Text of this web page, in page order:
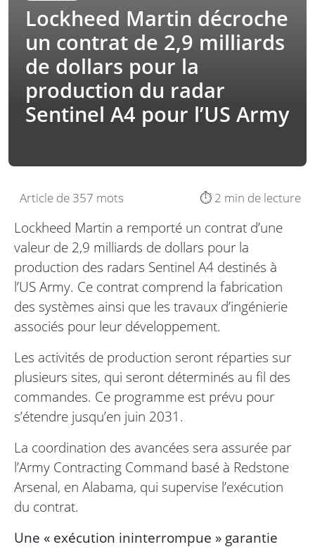
Lockheed Martin décroche
un contrat de 2,9 milliards
de dollars pour la
production du radar
Sentinel A4 pour l’US Army
Article de 357 mots ⏱️ 2 min de lecture
Lockheed Martin a remporté un contrat d’une
valeur de 2,9 milliards de dollars pour la
production des radars Sentinel A4 destinés à
l’US Army. Ce contrat comprend la fabrication
des systèmes ainsi que les travaux d’ingénierie
associés pour leur développement.
Les activités de production seront réparties sur
plusieurs sites, qui seront déterminés au fil des
commandes. Ce programme est prévu pour
s’étendre jusqu’en juin 2031.
La coordination des avancées sera assurée par
l’Army Contracting Command basé à Redstone
Arsenal, en Alabama, qui supervise l’exécution
du contrat.
Une « exécution ininterrompue » garantie